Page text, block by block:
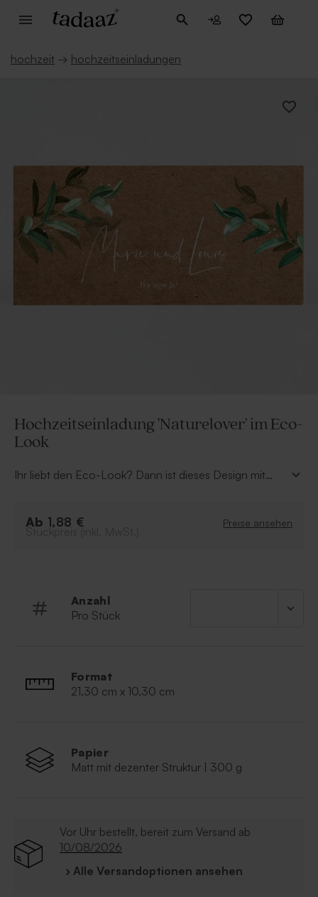
hochzeit → hochzeitseinladungen
Hochzeitseinladung 'Naturelover' im Eco-
Look
Ihr liebt den Eco-Look? Dann ist dieses Design mit
wird mit eurer Personalisierung traumhaft aussehen.
Ab 1,88 € Preise ansehen
Anzahl
Pro Stück
Format
21,30 cm x 10,30 cm
Papier
Matt mit dezenter Struktur | 300 g
Vor Uhr bestellt, bereit zum Versand ab
10/08/2026
› Alle Versandoptionen ansehen